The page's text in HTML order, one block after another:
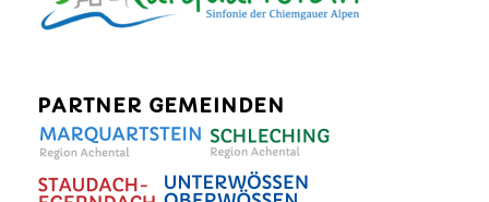
PARTNER GEMEINDEN